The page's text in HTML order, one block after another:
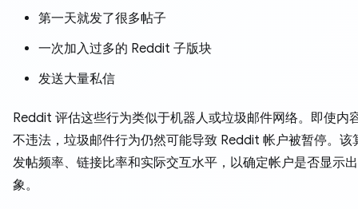
第一天就发了很多帖子
一次加入过多的 Reddit 子版块
发送大量私信
Reddit 评估这些行为类似于机器人或垃圾邮件网络。即使内
不违法，垃圾邮件行为仍然可能导致 Reddit 帐户被暂停。该
发帖频率、链接比率和实际交互水平，以确定帐户是否显示
象。